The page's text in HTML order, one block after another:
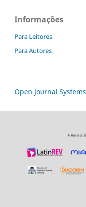
Informações
Para Leitores
Para Autores
Open Journal Systems